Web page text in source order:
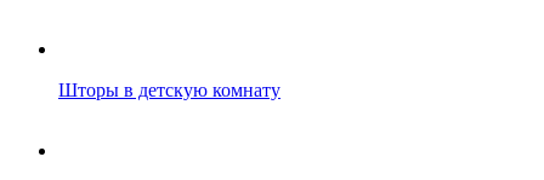
Шторы в детскую комнату